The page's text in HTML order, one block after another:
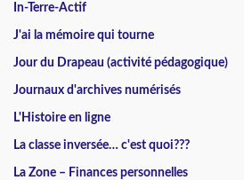
In-Terre-Actif
J'ai la mémoire qui tourne
Jour du Drapeau (activité pédagogique)
Journaux d'archives numérisés
L'Histoire en ligne
La classe inversée… c'est quoi???
La Zone – Finances personnelles